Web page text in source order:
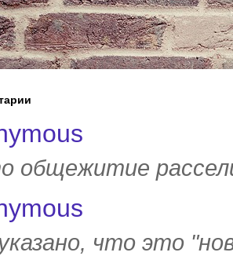
общежитие
что это